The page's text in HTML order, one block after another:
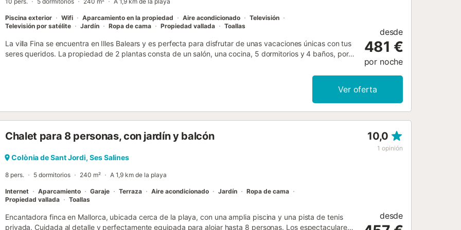
Piscina exterior Wifi Aparcamiento en la propiedad Aire acondicionado
Televisión
Televisión por satélite
Jardín Ropa de cama Propiedad vallada Toallas
La villa Fina se encuentra en Illes Balears y es perfecta para disfrutar de unas vacaciones únicas con tus
seres queridos. La propiedad de 2 plantas consta de un salón, una cocina, 5 dormitorios y 4 baños, por
videollamadas) con un espacio de trabajo dedicado para hacer videollamadas, una televisión, aire
acondicionado, una lavadora, una secadora, así como toallas de playa/piscina. También hay disponibles
2 tronas y 2 cunas. Bienvenido a nuestro alquiler de vacaciones con un tentador espacio privado al aire
libre. Dese un refrescante chapuzón en la piscina, disfrute del exuberante jardín, relájese en la terraza
aparcamiento disponible en el recinto. No se permiten mascotas, fumar ni celebrar eventos. La
y trona son gratuitos. Si se necesitan más juegos, se pueden proporcionar por un suplemento....
desde
481 €
por noche
Ver oferta
Chalet para 8 personas, con jardín y balcón 10,0
1 opinión
Colònia de Sant Jordi, Ses Salines
8 pers. 5 dormitorios 240 m² A 1,9 km de la playa
Internet Aparcamiento Garaje Terraza Aire acondicionado Jardín
Ropa de cama
Propiedad vallada
Toallas
Encantadora finca en Mallorca, ubicada cerca de la playa, con una amplia piscina y una pista de tenis
privada. Cuidada al detalle y perfectamente equipada para alojar hasta 8 personas. Los espectaculares
desde